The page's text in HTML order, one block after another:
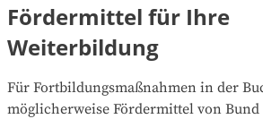
Fördermittel für Ihre
Weiterbildung
Für Fortbildungsmaßnahmen in der
möglicherweise Fördermittel von